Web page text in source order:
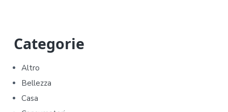
P
r
i
m
Categorie
Altro
Bellezza
Casa